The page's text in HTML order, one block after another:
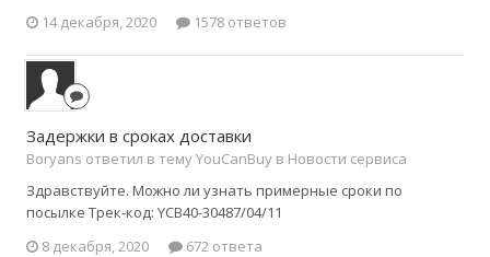
14 декабря, 2020
1578 ответов
Задержки в сроках доставки
Boryans ответил в тему YouCanBuy в Новости сервиса
Здравствуйте. Можно ли узнать примерные сроки по
посылке Трек-код: YCB40-30487/04/11
8 декабря, 2020
672 ответа